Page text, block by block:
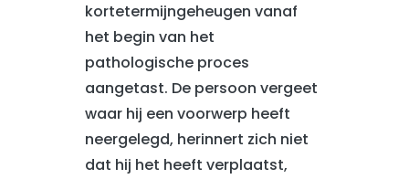
kortetermijngeheugen vanaf
het begin van het
pathologische proces
aangetast. De persoon vergeet
waar hij een voorwerp heeft
neergelegd, herinnert zich niet
dat hij het heeft verplaatst,